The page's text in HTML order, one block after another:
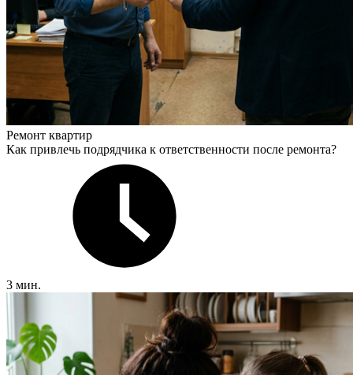
Ремонт квартир
Как привлечь подрядчика к ответственности после ремонта?
3 мин.